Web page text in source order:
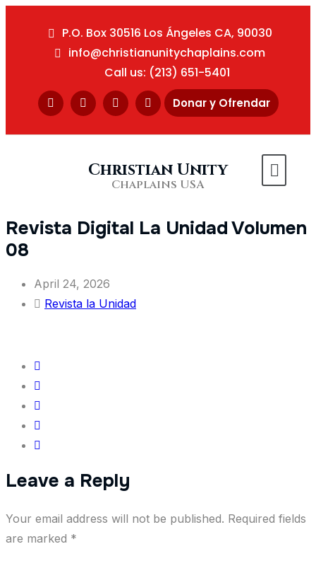
P.O. Box 30516 Los Ángeles CA, 90030
info@christianunitychaplains.com
Call us: (213) 651-5401
Donar y Ofrendar
Christian Unity
Chaplains USA
Revista Digital La Unidad Volumen
08
April 24, 2026
Revista la Unidad
Leave a Reply
Your email address will not be published. Required fields
are marked *